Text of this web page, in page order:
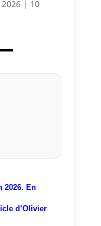
| 10
2026. En
d’Olivier